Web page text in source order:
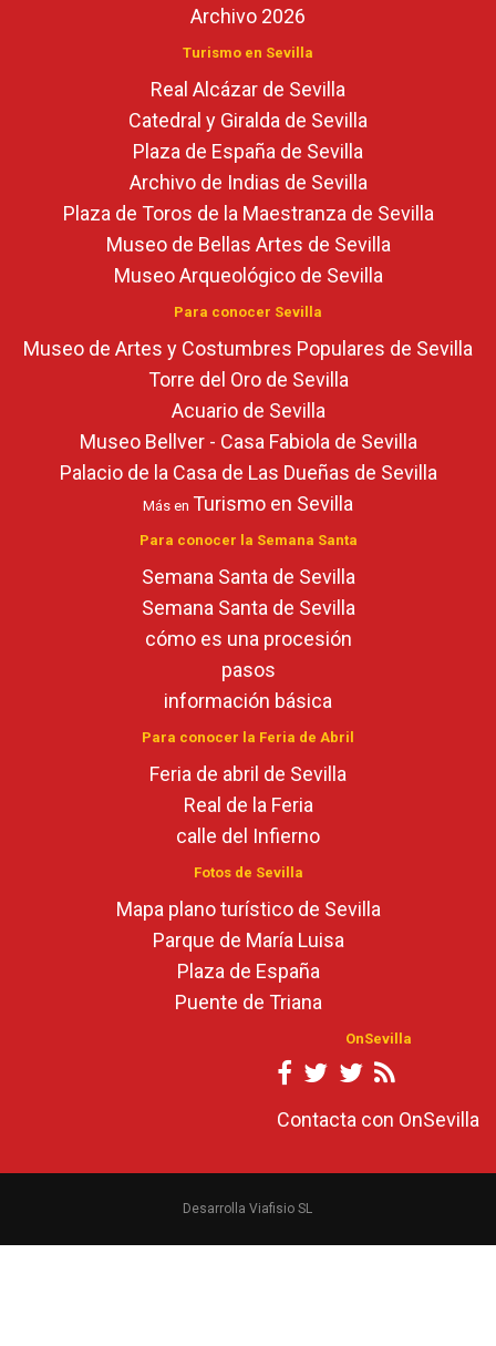
Archivo 2026
Turismo en Sevilla
Real Alcázar de Sevilla
Catedral y Giralda de Sevilla
Plaza de España de Sevilla
Archivo de Indias de Sevilla
Plaza de Toros de la Maestranza de Sevilla
Museo de Bellas Artes de Sevilla
Museo Arqueológico de Sevilla
Para conocer Sevilla
Museo de Artes y Costumbres Populares de Sevilla
Torre del Oro de Sevilla
Acuario de Sevilla
Museo Bellver - Casa Fabiola de Sevilla
Palacio de la Casa de Las Dueñas de Sevilla
Más en Turismo en Sevilla
Para conocer la Semana Santa
Semana Santa de Sevilla
Semana Santa de Sevilla
cómo es una procesión
pasos
información básica
Para conocer la Feria de Abril
Feria de abril de Sevilla
Real de la Feria
calle del Infierno
Fotos de Sevilla
Mapa plano turístico de Sevilla
Parque de María Luisa
Plaza de España
Puente de Triana
OnSevilla
Contacta con OnSevilla
Desarrolla Viafisio SL